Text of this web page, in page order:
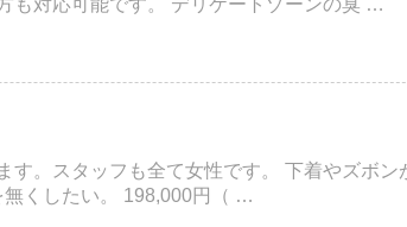
。スタッフも全て女性です。 下着やズボン
くしたい。 198,000円（ …